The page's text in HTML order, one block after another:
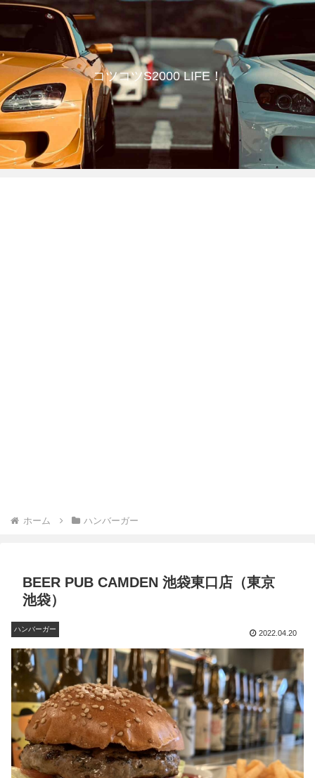
コツコツS2000 LIFE！
ホーム ハンバーガー
BEER PUB CAMDEN 池袋東口店（東京
池袋）
ハンバーガー
2022.04.20